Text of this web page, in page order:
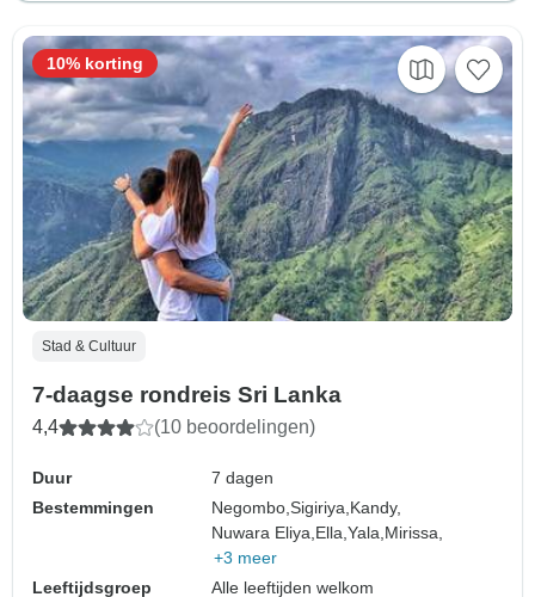
Stad & Cultuur
7-daagse rondreis Sri Lanka
4,4 (10 beoordelingen)
Duur
7 dagen
Bestemmingen
Negombo,Sigiriya,Kandy,
Nuwara Eliya,Ella,Yala,Mirissa,
+3 meer
Leeftijdsgroep
Alle leeftijden welkom
10% korting